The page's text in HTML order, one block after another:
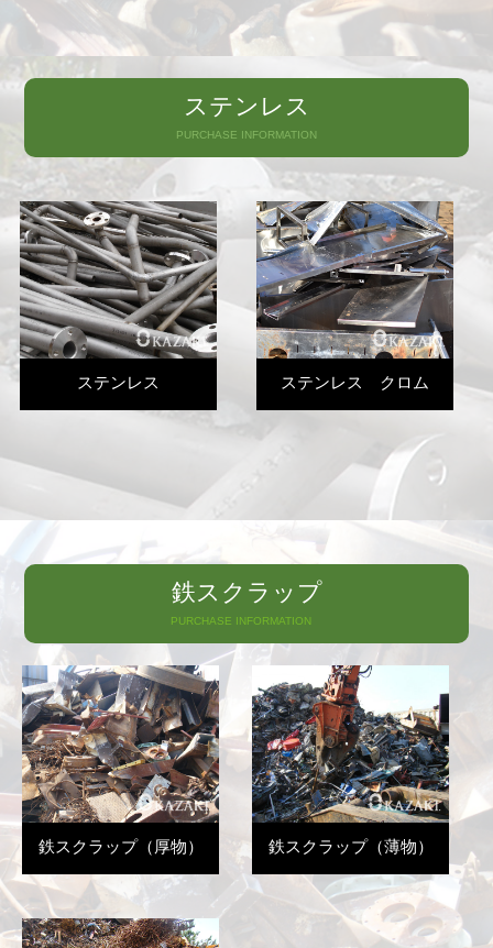
ステンレス
PURCHASE INFORMATION
ステンレス ステンレス クロム
鉄スクラップ
PURCHASE INFORMATION
鉄スクラップ（厚物） 鉄スクラップ（薄物）